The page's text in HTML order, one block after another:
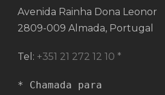
Avenida Rainha Dona Leonor
2809-009 Almada, Portugal
Tel: +351 21 272 12 10 *
* Chamada para